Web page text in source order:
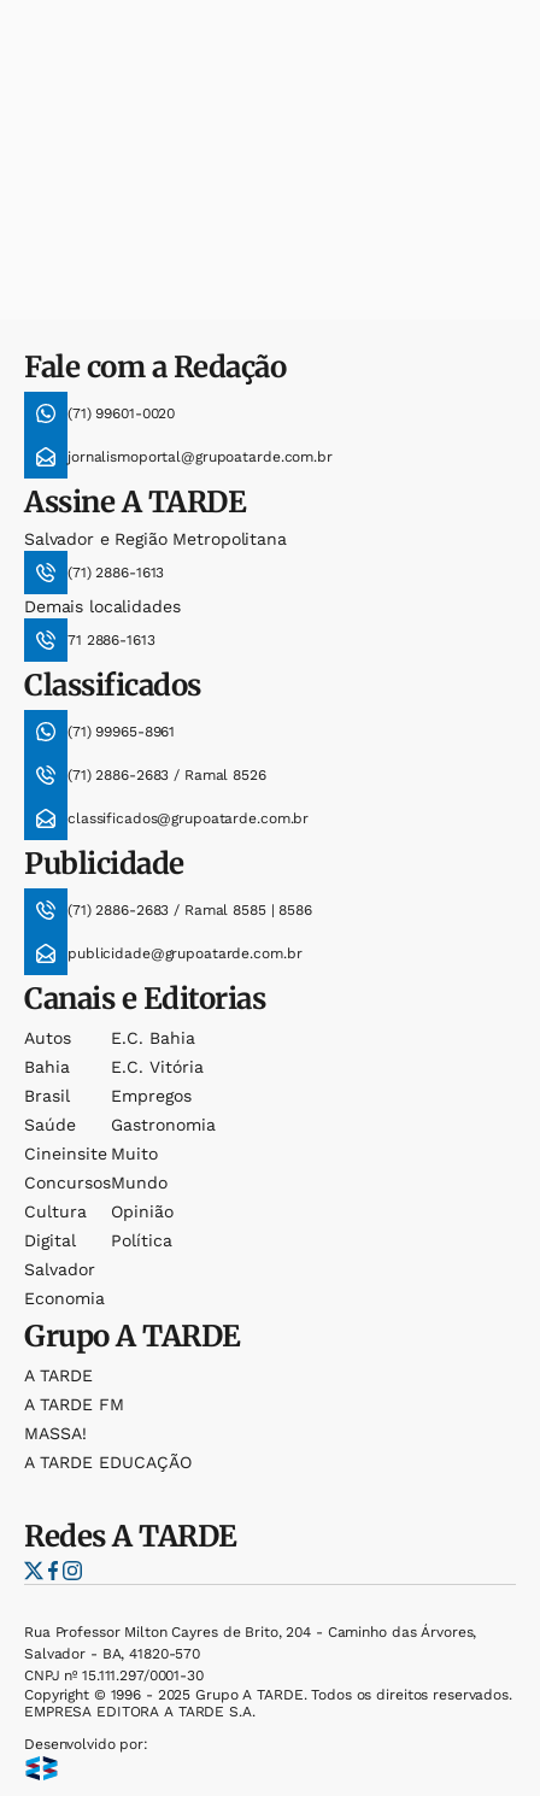
Fale com a Redação
(71) 99601-0020
jornalismoportal@grupoatarde.com.br
AssineA TARDE
Salvador e Região Metropolitana
(71) 2886-1613
Demais localidades
71 2886-1613
Classificados
(71) 99965-8961
(71) 2886-2683 / Ramal 8526
classificados@grupoatarde.com.br
Publicidade
(71) 2886-2683 / Ramal 8585 | 8586
publicidade@grupoatarde.com.br
Canais e Editorias
Autos
Bahia
Brasil
Saúde
Cineinsite
Concursos
Cultura
Digital
Salvador
Economia
E.c. Bahia
E.c. Vitória
Empregos
Gastronomia
Muito
Mundo
Opinião
Política
GrupoA TARDE
A TARDE
A TARDE FM
MASSA!
A TARDE EDUCAÇÃO
RedesA TARDE
Rua Professor Milton Cayres de Brito, 204 - Caminho das Árvores,
Salvador - BA, 41820-570
CNPJ nº 15.111.297/0001-30
Copyright © 1996 - 2025 Grupo A TARDE. Todos os direitos reservados.
EMPRESA EDITORA A TARDE S.A.
Desenvolvido por: